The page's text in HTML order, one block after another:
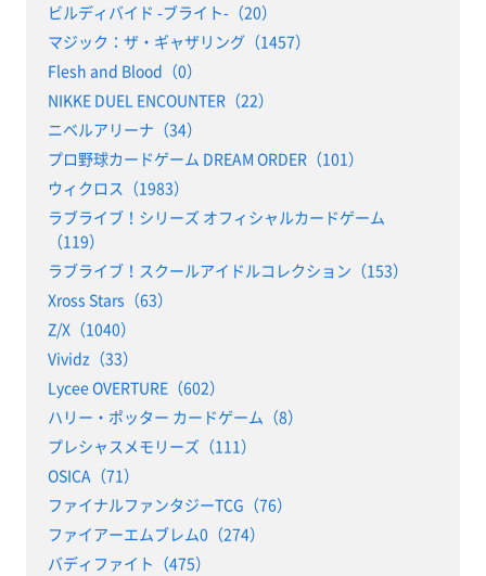
ビルディバイド -ブライト-（20）
マジック：ザ・ギャザリング（1457）
Flesh and Blood（0）
NIKKE DUEL ENCOUNTER（22）
ニベルアリーナ（34）
プロ野球カードゲーム DREAM ORDER（101）
ウィクロス（1983）
ラブライブ！シリーズ オフィシャルカードゲーム
（119）
ラブライブ！スクールアイドルコレクション（153）
Xross Stars（63）
Z/X（1040）
Vividz（33）
Lycee OVERTURE（602）
ハリー・ポッター カードゲーム（8）
プレシャスメモリーズ（111）
OSICA（71）
ファイナルファンタジーTCG（76）
ファイアーエムブレム0（274）
バディファイト（475）